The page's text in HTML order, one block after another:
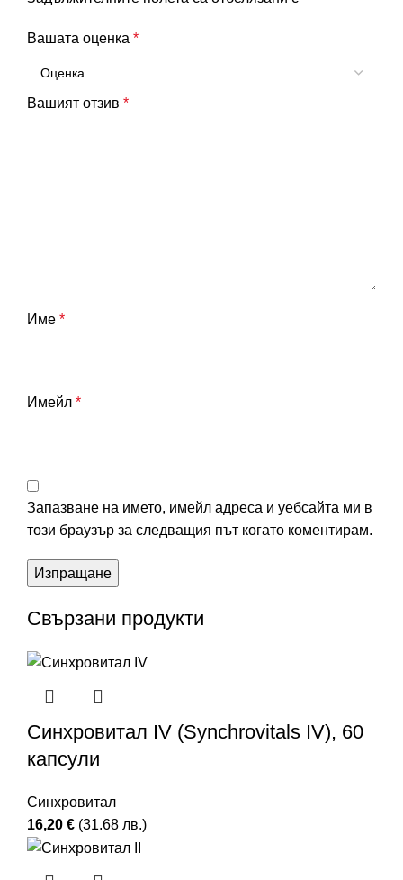
Вашата оценка *
Вашият отзив *
Име *
Имейл *
Запазване на името, имейл адреса и уебсайта ми в
този браузър за следващия път когато коментирам.
Свързани продукти
Синхровитал IV (Synchrovitals IV), 60
капсули
Синхровитал
16,20 € (31.68 лв.)